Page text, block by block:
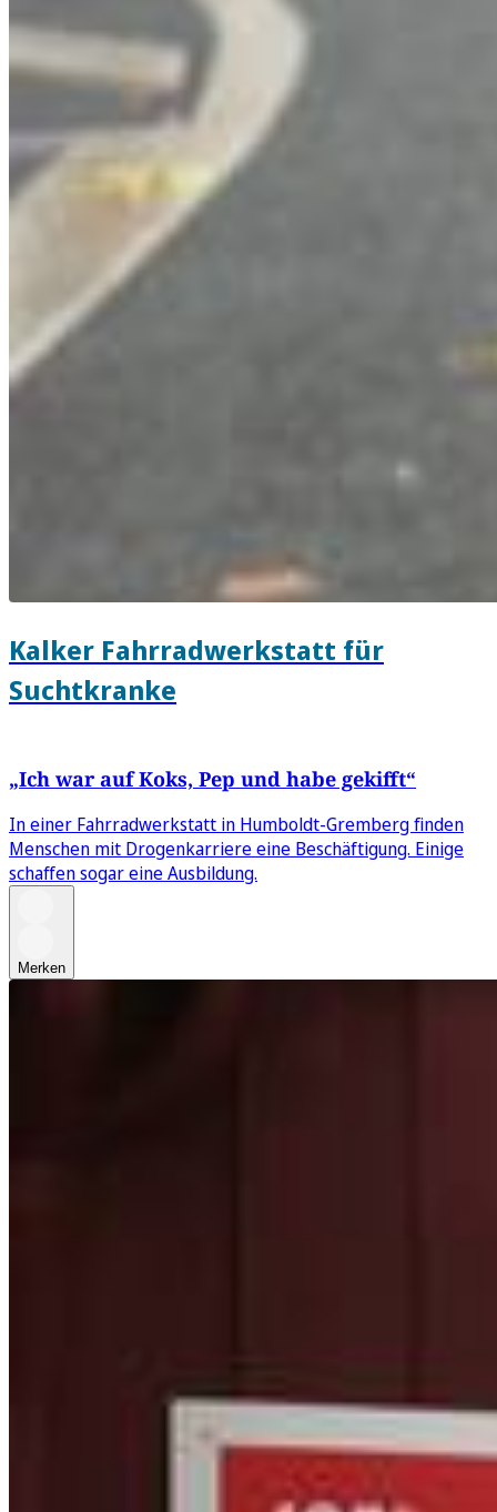
Kalker Fahrradwerkstatt für
Suchtkranke
„Ich war auf Koks, Pep und habe gekifft“
In einer Fahrradwerkstatt in Humboldt-Gremberg finden
Menschen mit Drogenkarriere eine Beschäftigung. Einige
schaffen sogar eine Ausbildung.
Merken